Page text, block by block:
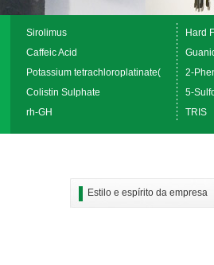
Sirolimus
Hard
Caffeic Acid
Potassium tetrachloroplatinate(
2-
Colistin Sulphate
5-
rh-GH
TRIS
Estilo e espírito da empresa